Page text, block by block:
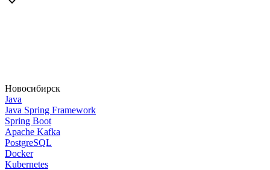
Новосибирск
Java
Java Spring Framework
Spring Boot
Apache Kafka
PostgreSQL
Docker
Kubernetes